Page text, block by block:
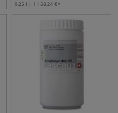
0,25 l | 1 l 58,24 €